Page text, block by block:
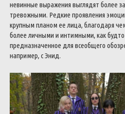
невинные выражения выглядят более
тревожными. Редкие проявления
крупным планом ее лица, благодаря
более личными и интимными, как будто
предназначенное для всеобщего
например, с Энид.